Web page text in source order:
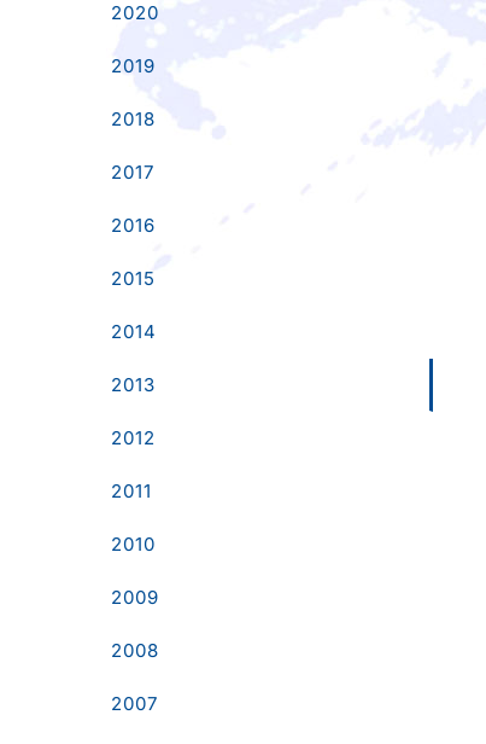
2020
2019
2018
2017
2016
2015
2014
2013
2012
2011
2010
2009
2008
2007